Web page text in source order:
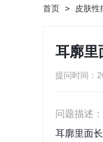
首页 > 皮肤性
耳廓里
提问时间：
问题描述：
耳廓里面